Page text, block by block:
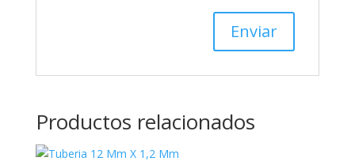
Productos relacionados